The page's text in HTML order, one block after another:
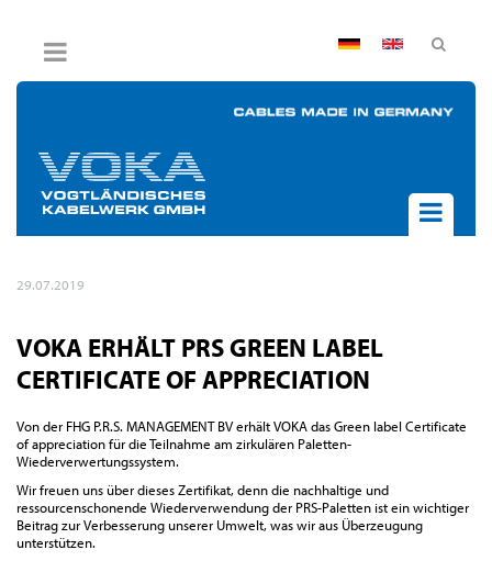
AGB
Impressum
Widerruf
BPVO
JOB & KARRIERE
KONTAKT
29.07.2019
VOKA ERHÄLT PRS GREEN LABEL
CERTIFICATE OF APPRECIATION
Von der FHG P.R.S. MANAGEMENT BV erhält VOKA das Green label Certificate
of appreciation für die Teilnahme am zirkulären Paletten-
Wiederverwertungssystem.
Wir freuen uns über dieses Zertifikat, denn die nachhaltige und
ressourcenschonende Wiederverwendung der PRS-Paletten ist ein wichtiger
Beitrag zur Verbesserung unserer Umwelt, was wir aus Überzeugung
unterstützen.